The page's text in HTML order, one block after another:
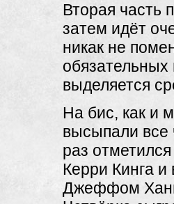
Вторая часть
затем идёт
никак не
выделяется
На бис, как и
высыпали все
раз
Керри Кинга
Джеффом